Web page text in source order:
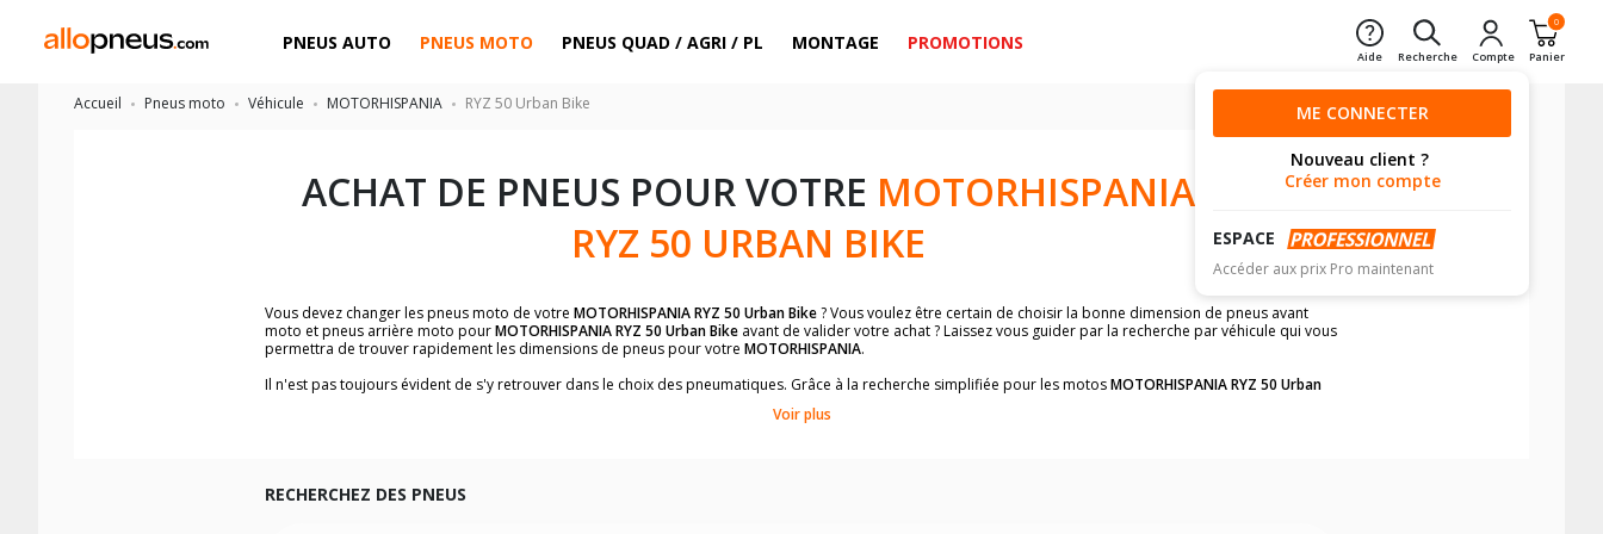
PNEUS AUTO PNEUS MOTO PNEUS QUAD / AGRI / PL MONTAGE PROMOTIONS
Aide Recherche Compte
0
Panier
ME CONNECTER
Nouveau client ?
Créer mon compte
ESPACE
Accéder aux prix Pro maintenant
Accueil Pneus moto Véhicule MOTORHISPANIA RYZ 50 Urban Bike
ACHAT DE PNEUS POUR VOTRE MOTORHISPANIA
RYZ 50 URBAN BIKE
Vous devez changer les pneus moto de votre MOTORHISPANIA RYZ 50 Urban Bike? Vous voulez être certain de choisir la bonne dimension de pneus avant
moto et pneus arrière moto pourMOTORHISPANIA RYZ 50 Urban Bike avant de valider votre achat ? Laissez vous guider par la recherche par véhicule qui vous
permettra de trouver rapidement les dimensions de pneus pour votre MOTORHISPANIA.
Il n'est pas toujours évident de s'y retrouver dans le choix des pneumatiques. Grâce à la recherche simplifiée pour les motosMOTORHISPANIA RYZ 50 Urban
Vous ne savez pas comment trouver les dimensions de vos pneus ? Ces informations sont indiquées sur le flanc des pneumatiques, dans le carnet de bord de
facilement.
Voir plus
RECHERCHEZ DES PNEUS